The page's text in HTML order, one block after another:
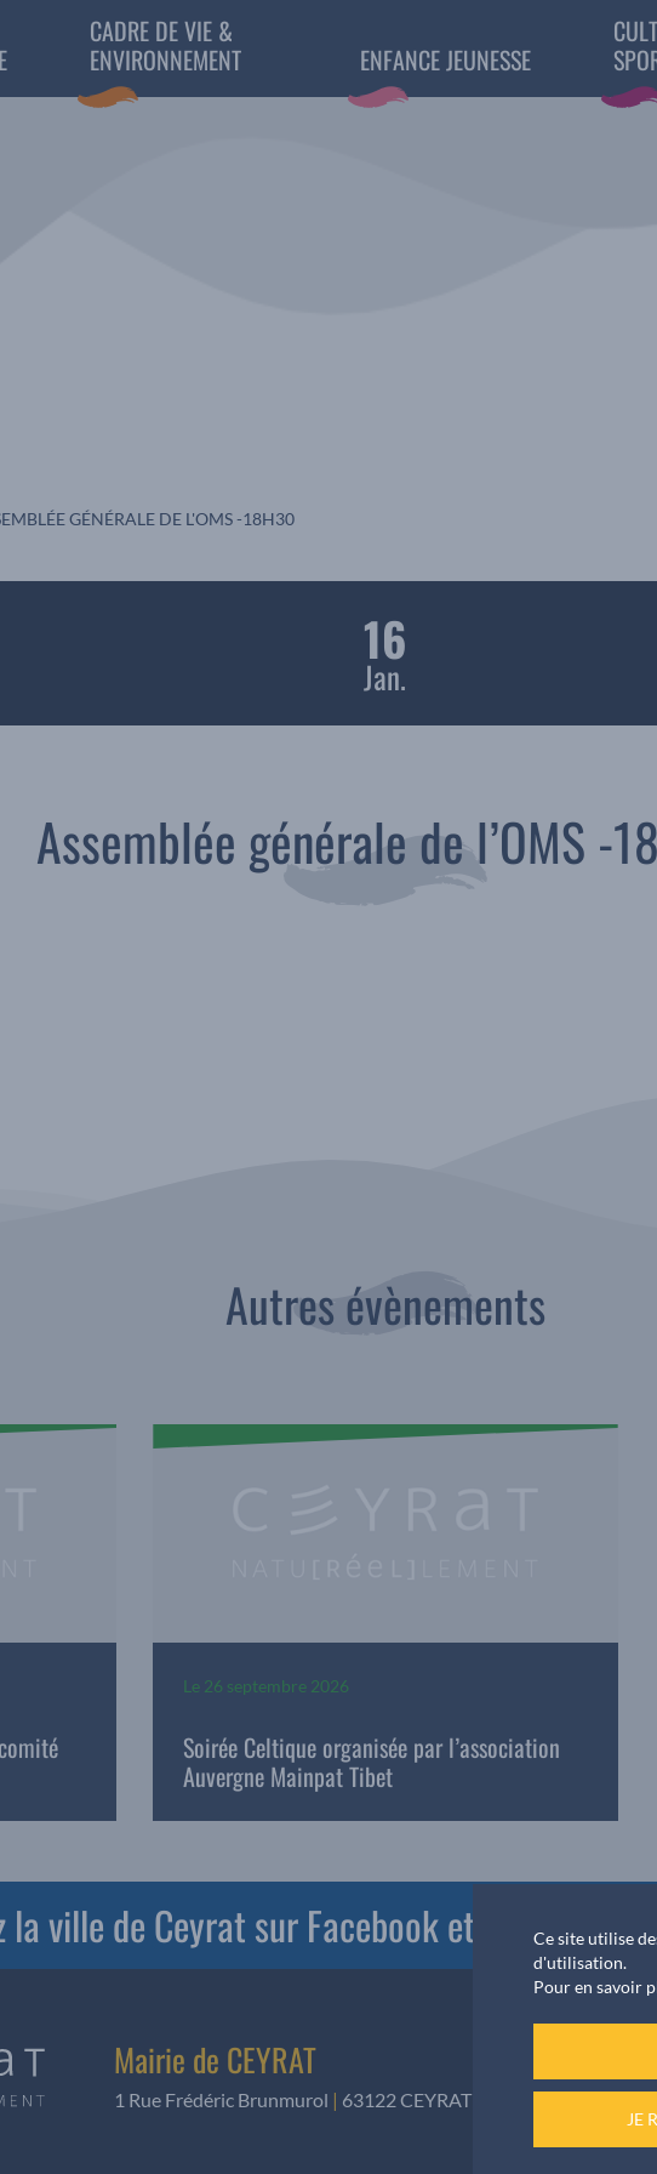
CADRE DE VIE &
ENVIRONNEMENT
ENFANCE JEUNESSE
: GÉNÉRALE DE L'OMS -18H30
16
Jan.
Assemblée générale de l’OMS -
Autres évènements
Le 26 septembre 2026
Soirée Celtique organisée par l’association
Auvergne Mainpat Tibet
la ville de Ceyrat sur Facebook et
Mairie de CEYRAT
1 Rue Frédéric Brunmurol | 63122 CEYRAT
Ce site utilise
d'utilisation.
Pour en savoir
JE